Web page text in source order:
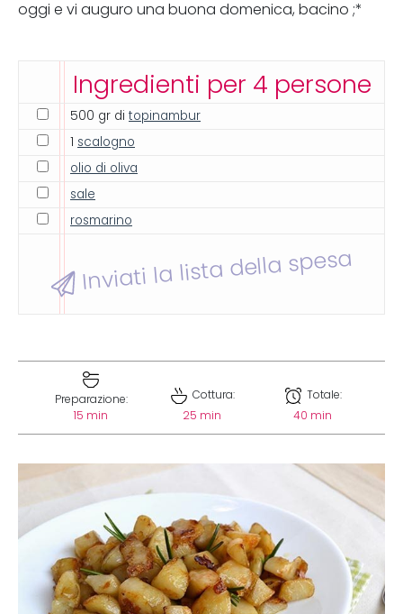
oggi e vi auguro una buona domenica, bacino ;*
Ingredienti per 4 persone
500 gr di topinambur
1 scalogno
olio di oliva
sale
rosmarino
Inviati la lista della spesa
Preparazione:
15 min
Cottura:
25 min
Totale:
40 min